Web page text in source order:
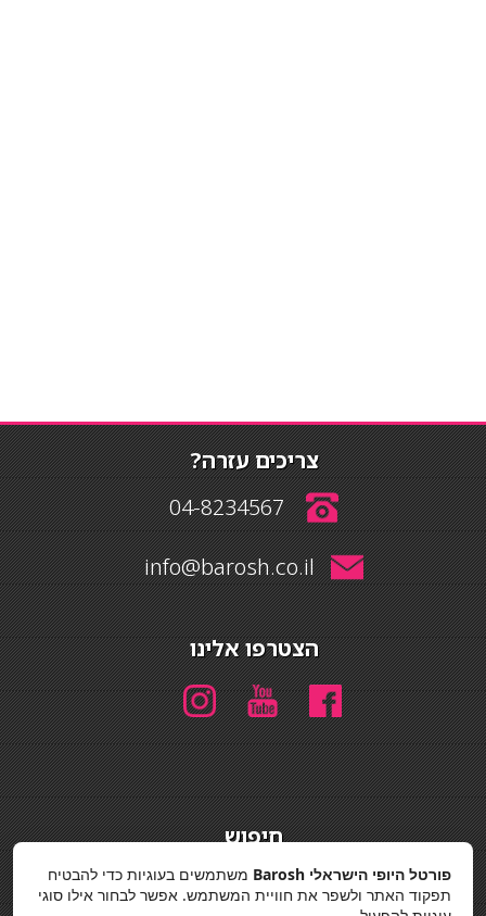
צריכים עזרה?
04-8234567
info@barosh.co.il
הצטרפו אלינו
חיפוש
מדיניות פרטיות
פורטל היופי הישראלי Barosh
משתמשים בעוגיות כדי להבטיח
תפקוד האתר ולשפר את חוויית המשתמש. אפשר לבחור אילו סוגי